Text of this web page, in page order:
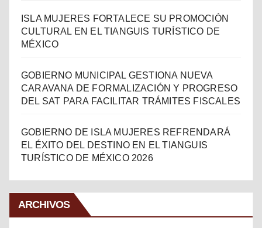
ISLA MUJERES FORTALECE SU PROMOCIÓN
CULTURAL EN EL TIANGUIS TURÍSTICO DE
MÉXICO
GOBIERNO MUNICIPAL GESTIONA NUEVA
CARAVANA DE FORMALIZACIÓN Y PROGRESO
DEL SAT PARA FACILITAR TRÁMITES FISCALES
GOBIERNO DE ISLA MUJERES REFRENDARÁ
EL ÉXITO DEL DESTINO EN EL TIANGUIS
TURÍSTICO DE MÉXICO 2026
ARCHIVOS